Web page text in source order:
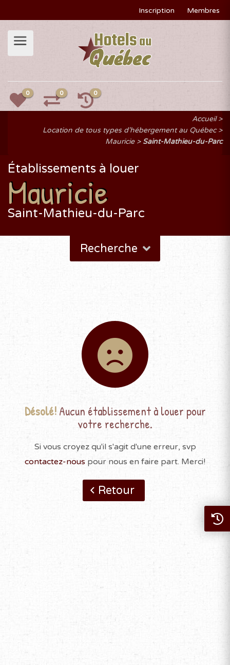
Inscription Membres
0 0 0
Accueil
Location de tous types d'hébergement au Québec
Mauricie
Saint-Mathieu-du-Parc
Établissements à louer
Mauricie
Saint-Mathieu-du-Parc
Recherche
Désolé!Aucun établissement à louer pour
votre recherche.
Si vous croyez qu'il s'agit d'une erreur, svp
contactez-nous pour nous en faire part. Merci!
Retour